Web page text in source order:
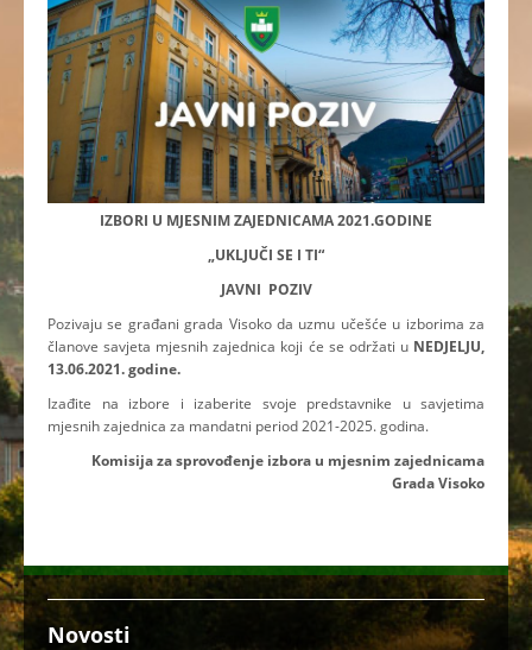
IZBORI U MJESNIM ZAJEDNICAMA 2021.GODINE
„UKLJUČI SE I TI“
JAVNI POZIV
Pozivaju se građani grada Visoko da uzmu učešće u izborima za
članove savjeta mjesnih zajednica koji će se održati u NEDJELJU,
13.06.2021. godine.
Izađite na izbore i izaberite svoje predstavnike u savjetima
mjesnih zajednica za mandatni period 2021-2025. godina.
Komisija za sprovođenje izbora u mjesnim zajednicama
Grada Visoko
Novosti